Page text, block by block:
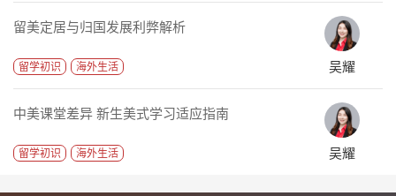
留美定居与归国发展利弊解析
留学初识 海外生活 吴耀
中美课堂差异 新生美式学习适应指南
留学初识 海外生活 吴耀